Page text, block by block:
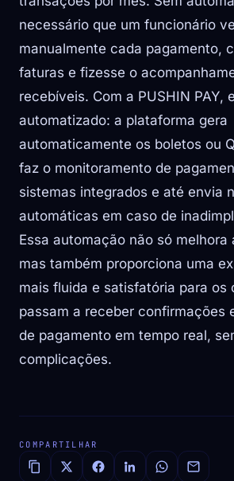
necessário que um funcionário
manualmente cada pagamento,
faturas e fizesse o
recebíveis. Com a PUSHIN PAY,
automatizado: a plataforma gera
automaticamente os boletos ou
faz o monitoramento de
sistemas integrados e até envia
automáticas em caso de
Essa automação não só melhora
mas também proporciona uma
mais fluida e satisfatória para os
passam a receber confirmações
de pagamento em tempo real,
complicações.
COMPARTILHAR